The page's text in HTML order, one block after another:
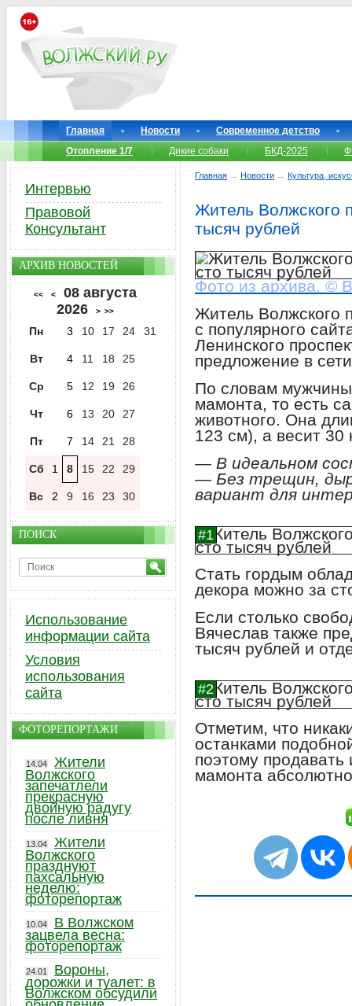
Главная Новости
Современное детство
Отопление 1/7
Дикие собаки БКД-2025
Главная → Новости → Культура,
Житель Волжского
тысяч рублей
Фото из архива. ©
Житель Волжского
с популярного
Ленинского
предложение в
По словам
мамонта, то есть
животного. Она
123 см), а весит 30
— В идеальном
— Без трещин,
вариант для
Стать гордым
декора можно за
Если столько
Вячеслав также
тысяч рублей и
Отметим, что
останками
поэтому продавать
мамонта
Интервью
Правовой
Консультант
АРХИВ НОВОСТЕЙ
<< <
08 августа
2026
> >>
Пн 3 10 17 24 31
Вт 4 11 18 25
Ср 5 12 19 26
Чт 6 13 20 27
Пт 7 14 21 28
Сб 1 8 15 22 29
Вс 2 9 16 23 30
ПОИСК
Использование
информации сайта
Условия
использования
сайта
ФОТОРЕПОРТАЖИ
14.04
Жители
Волжского
запечатлели
прекрасную
двойную радугу
после ливня
13.04
Жители
Волжского
празднуют
пахсальную
неделю:
фоторепортаж
10.04
В Волжском
зацвела весна:
фоторепортаж
24.01
Вороны,
дорожки и туалет: в
Волжском обсудили